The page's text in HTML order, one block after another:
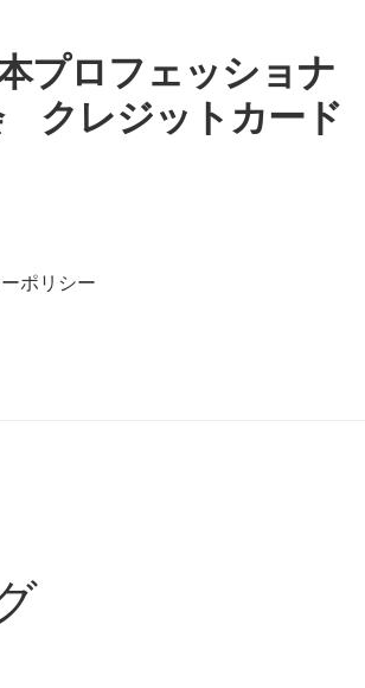
プロフェッショナ
クレジットカード
ポリシー